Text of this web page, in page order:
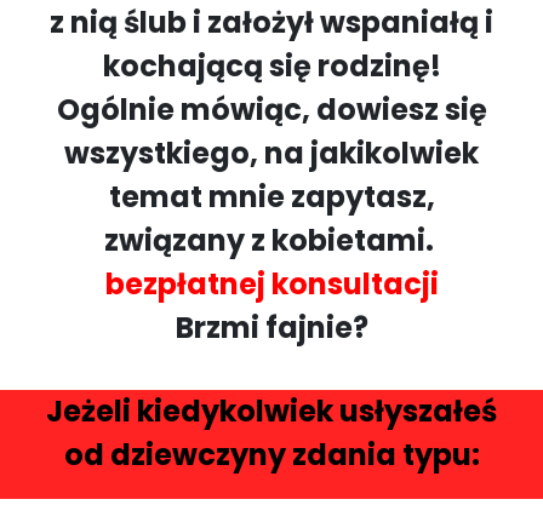
z nią ślub i założył wspaniałą i
kochającą się rodzinę!
Ogólnie mówiąc, dowiesz się
wszystkiego, na jakikolwiek
temat mnie zapytasz,
związany z kobietami.
bezpłatnej konsultacji
Brzmi fajnie?
Jeżeli kiedykolwiek usłyszałeś
od dziewczyny zdania typu: